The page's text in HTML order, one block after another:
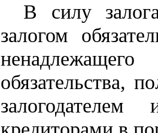
В силу
залогом
обязательства,